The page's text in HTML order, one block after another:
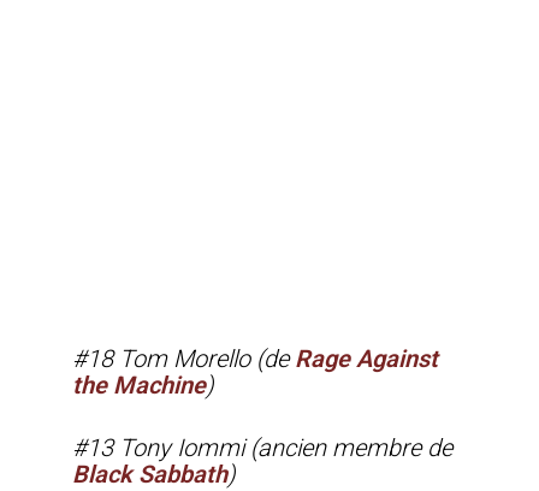
#18 Tom Morello (deRage Against
the Machine)
#13 Tony Iommi (ancien membre de
Black Sabbath)